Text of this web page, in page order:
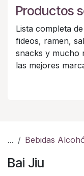
Productos
Lista completa
fideos, ramen,
snacks y mucho
las mejores
... Bebidas
Bai Jiu